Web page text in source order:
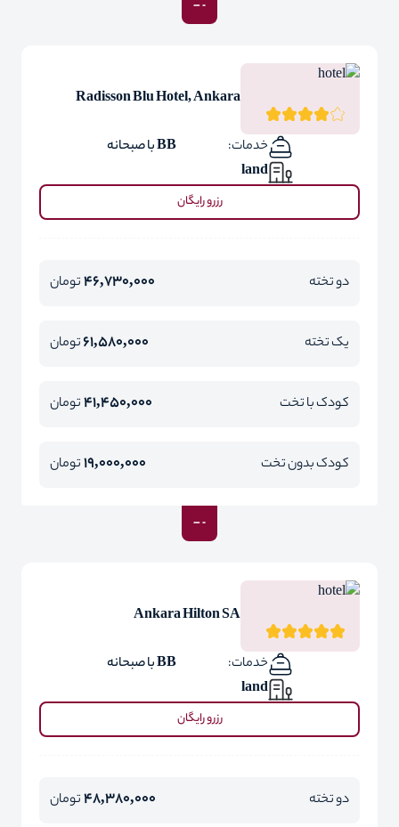
Radisson Blu Hotel, Ankara
خدمات:
BB با صبحانه
land
رزرو رایگان
دو تخته 46,730,000تومان
یک تخته 61,580,000تومان
کودک با تخت 41,450,000تومان
کودک بدون تخت 19,000,000تومان
Ankara Hilton SA
خدمات:
BB با صبحانه
land
رزرو رایگان
دو تخته 48,380,000تومان